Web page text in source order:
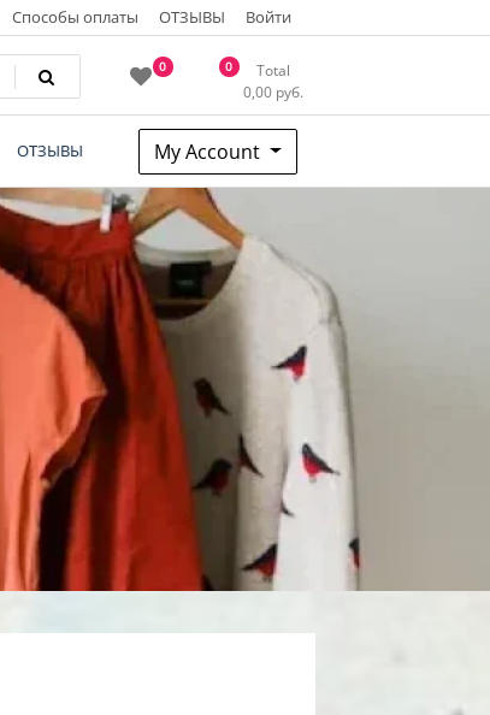
Способы оплаты ОТЗЫВЫ Войти
0 0
Total
0,00 руб.
ОТЗЫВЫ My Account